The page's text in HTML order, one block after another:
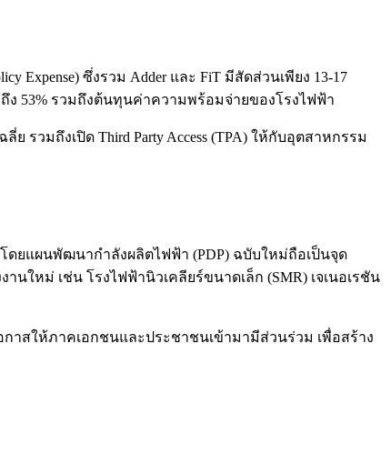
Expense) ซึ่งรวม Adder และ FiT มีสัดส่วนเพียง 13-17
53% รวมถึงต้นทุนค่าความพร้อมจ่ายของโรงไฟฟ้า
วมถึงเปิด Third Party Access (TPA) ให้กับอุตสาหกรรม
โดยแผนพัฒนากำลังผลิตไฟฟ้า (PDP) ฉบับใหม่ถือเป็นจุด
หม่ เช่น โรงไฟฟ้านิวเคลียร์ขนาดเล็ก (SMR) เจเนอเรชัน
าสให้ภาคเอกชนและประชาชนเข้ามามีส่วนร่วม เพื่อสร้าง